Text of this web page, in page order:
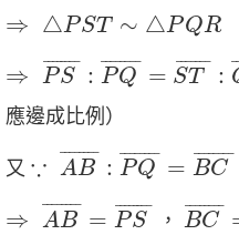
⇒ △PST ∼ △PQR
⇒ △P ST∼ PQR
⇒ ¯¯¯¯¯¯¯¯
PS : ¯¯¯¯¯¯¯¯
PQ = ¯¯¯¯¯¯¯
ST : ¯
PS¯:P Q¯=S ¯:QR ¯
應邊成比例）
又 ∵ ¯¯¯¯¯¯¯¯
AB : ¯¯¯¯¯¯¯¯
PQ = ¯¯¯¯¯¯¯¯
BC
AB¯: PQ¯= C¯:Q
⇒ ¯¯¯¯¯¯¯¯
AB = ¯¯¯¯¯¯¯¯
PS
AB¯= S¯
，
¯¯¯¯¯¯¯¯
BC
BC¯